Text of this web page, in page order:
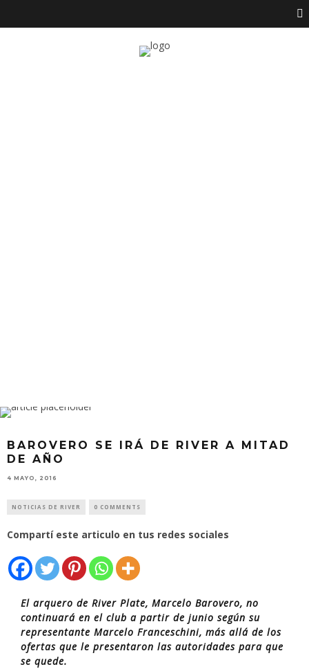
BAROVERO SE IRÁ DE RIVER A MITAD
DE AÑO
4 MAYO, 2016
NOTICIAS DE RIVER 0 COMMENTS
Compartí este articulo en tus redes sociales
El arquero de River Plate, Marcelo Barovero, no
continuará en el club a partir de junio según su
representante Marcelo Franceschini, más allá de los
ofertas que le presentaron las autoridades para que
se quede.